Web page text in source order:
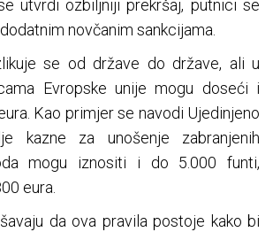
utvrdi ozbiljniji prekršaj, putnici se
novčanim sankcijama.
se od države do države, ali u
Evropske unije mogu doseći i
Kao primjer se navodi Ujedinjeno
kazne za unošenje zabranjenih
mogu iznositi i do 5.000 funti,
eura.
da ova pravila postoje kako bi